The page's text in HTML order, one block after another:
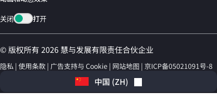
关闭 打开
© 版权所有 2026 慧与发展有限责任合伙企业
隐私 使用条款 广告支持与 Cookie 网站地图 京ICP备05021091号-8
中国 (ZH)